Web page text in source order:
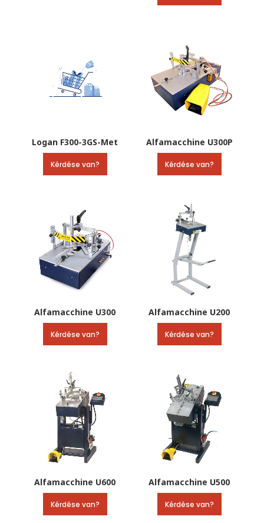
Logan F300-3GS-Met
Kérdése van?
Alfamacchine U300P
Kérdése van?
Alfamacchine U300
Kérdése van?
Alfamacchine U200
Kérdése van?
Alfamacchine U600
Kérdése van?
Alfamacchine U500
Kérdése van?